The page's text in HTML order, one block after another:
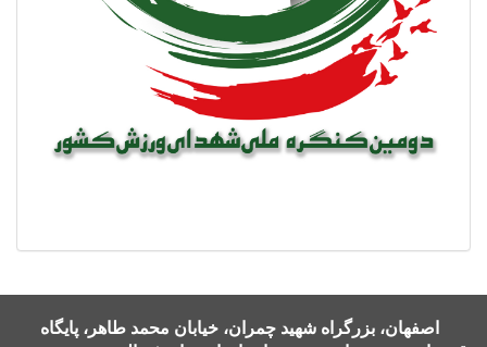
اصفهان، بزرگراه شهید چمران، خیابان محمد طاهر، پایگاه